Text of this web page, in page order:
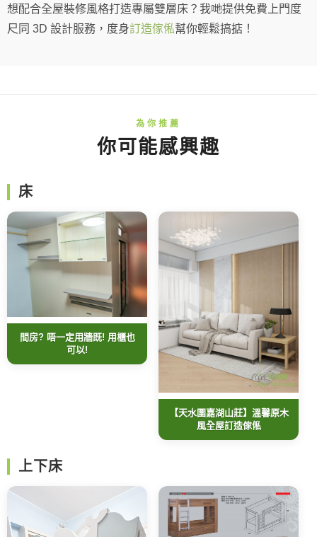
想配合全屋裝修風格打造專屬雙層床？我哋提供免費上門度
尺同 3D 設計服務，度身訂造傢俬幫你輕鬆搞掂！
你可能感興趣
床
間房? 唔一定用牆既! 用櫃也
可以!
【天水圍嘉湖山莊】溫馨原木
風全屋訂造傢俬
上下床